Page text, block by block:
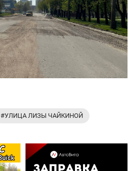
#УЛИЦА ЛИЗЫ ЧАЙКИНОЙ